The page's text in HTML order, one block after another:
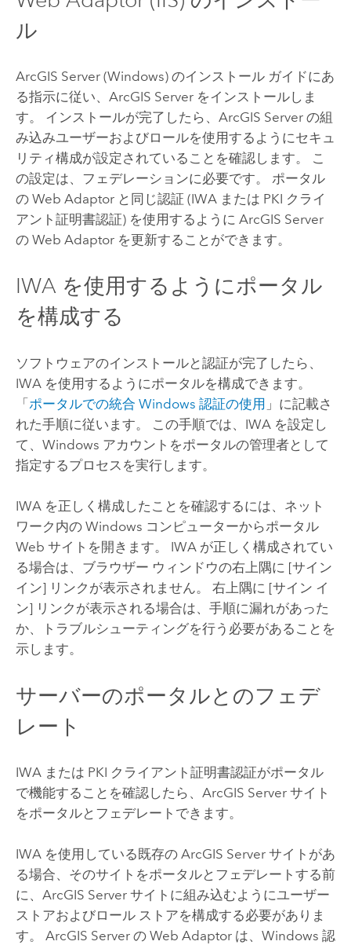
ル
ArcGIS Server(Windows) のインストール ガイドにあ
る指示に従い、 ArcGIS Serverをインストールしま
す。 インストールが完了したら、 ArcGIS Serverの組
み込みユーザーおよびロールを使用するようにセキュ
リティ構成が設定されていることを確認します。 こ
の設定は、フェデレーションに必要です。 ポータル
の Web Adaptor と同じ認証 (IWA または PKI クライ
アント証明書認証) を使用するように ArcGIS Server
の Web Adaptor を更新することができます。
IWA を使用するようにポータル
を構成する
ソフトウェアのインストールと認証が完了したら、
IWA を使用するようにポータルを構成できます。
「ポータルでの統合 Windows 認証の使用 」に記載さ
れた手順に従います。 この手順では、IWA を設定し
て、 Windows アカウントをポータルの管理者として
指定するプロセスを実行します。
IWA を正しく構成したことを確認するには、ネット
ワーク内の Windows コンピューターからポータル
Web サイトを開きます。 IWA が正しく構成されてい
る場合は、ブラウザー ウィンドウの右上隅に [サイン
イン] リンクが表示されません。 右上隅に [サイン イ
ン] リンクが表示される場合は、手順に漏れがあった
か、トラブルシューティングを行う必要があることを
示します。
サーバーのポータルとのフェデ
レート
IWA または PKI クライアント証明書認証がポータル
で機能することを確認したら、 ArcGIS Serverサイト
をポータルとフェデレートできます。
IWA を使用している既存の ArcGIS Serverサイトがあ
る場合、そのサイトをポータルとフェデレートする前
に、 ArcGIS Serverサイトに組み込むようにユーザー
ストアおよびロール ストアを構成する必要がありま
す。 ArcGIS Serverの Web Adaptor は、 Windows 認